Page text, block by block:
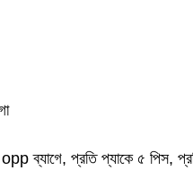
opp ব্যাগে, প্রতি প্যাকে ৫ পিস,